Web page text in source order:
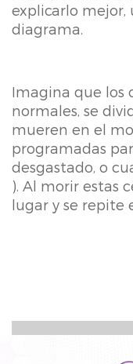
explicarlo
diagrama.
Imagina que los
normales, se
mueren en el
programadas
desgastado, o
). Al morir estas
lugar y se repite